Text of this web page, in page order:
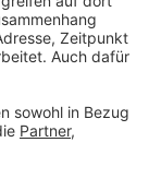
es bei 53,6
Dichte der
sogar
liegt